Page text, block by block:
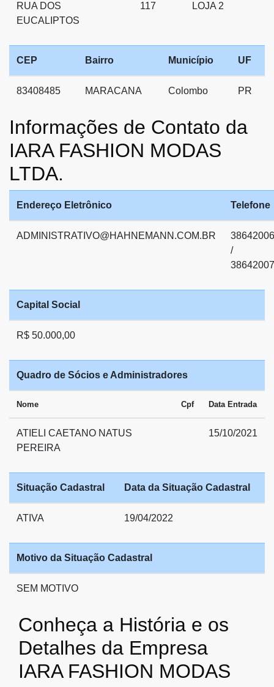
RUA DOS
EUCALIPTOS
117 LOJA 2
CEP Bairro Município UF
83408485 MARACANA Colombo PR
Informações de Contato da
IARA FASHION MODAS
LTDA.
Endereço Eletrônico Telefone
ADMINISTRATIVO@HAHNEMANN.COM.BR
38642006
/
38642007
Capital Social
R$ 50.000,00
Quadro de Sócios e Administradores
Nome Cpf Data Entrada
ATIELI CAETANO NATUS
PEREIRA
15/10/2021
Situação Cadastral Data da Situação Cadastral
ATIVA 19/04/2022
Motivo da Situação Cadastral
SEM MOTIVO
Conheça a História e os
Detalhes da Empresa
IARA FASHION MODAS